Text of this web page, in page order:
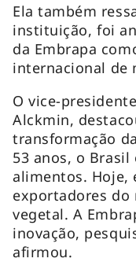
Ela também
instituição, foi
da Embrapa
internacional de
O vice-
Alckmin,
transformação
53 anos, o
alimentos. Hoje,
exportadores
vegetal. A
inovação,
afirmou.